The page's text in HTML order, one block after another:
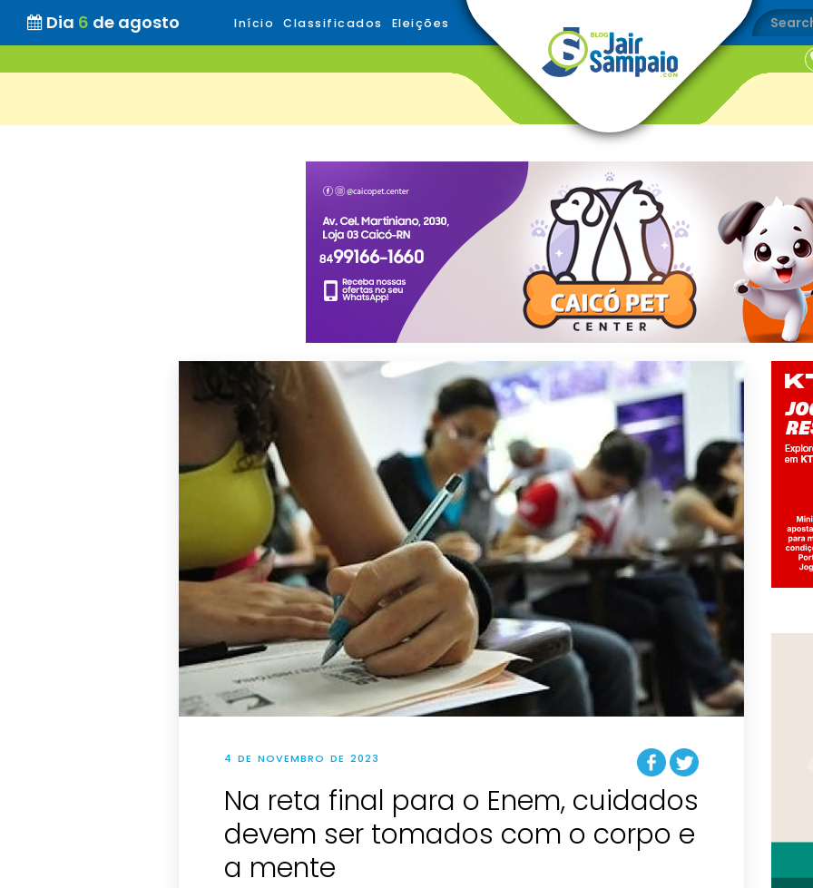
Dia 6 de agosto Início Classificados Eleições
4 DE NOVEMBRO DE 2023
Na reta final para o Enem, cuidados
devem ser tomados com o corpo e
a mente